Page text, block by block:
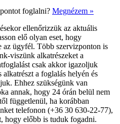
foglalni? Megnézem »
ellenőrizzük az aktuális
elő olyan eset, hogy
az ügyfél. Több szervizponton is
viszünk alkatrészeket a
csak akkor igazoljuk
alkatrészt a foglalás helyén és
Ehhez szükségünk van
annak, hogy 24 órán belül nem
függetlenül, ha korábban
telefonon (+36 30 630-22-77),
hogy előbb is tuduk fogadni.